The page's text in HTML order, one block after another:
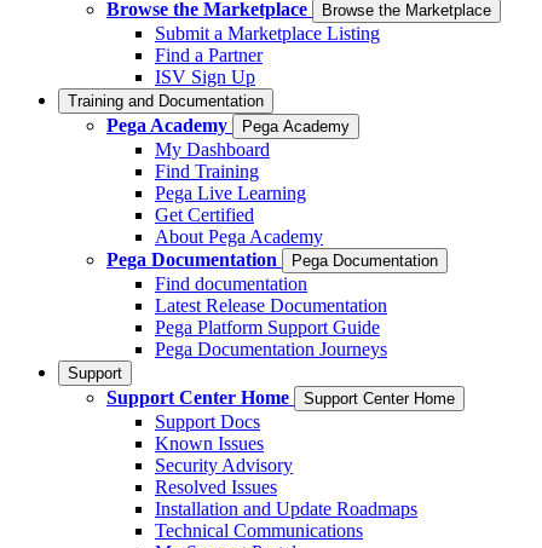
Browse the Marketplace
Browse the Marketplace
Submit a Marketplace Listing
Find a Partner
ISV Sign Up
Training and Documentation
Pega Academy Pega Academy
My Dashboard
Find Training
Pega Live Learning
Get Certified
About Pega Academy
Pega Documentation
Pega Documentation
Find documentation
Latest Release Documentation
Pega Platform Support Guide
Pega Documentation Journeys
Support
Support Center Home Support Center Home
Support Docs
Known Issues
Security Advisory
Resolved Issues
Installation and Update Roadmaps
Technical Communications